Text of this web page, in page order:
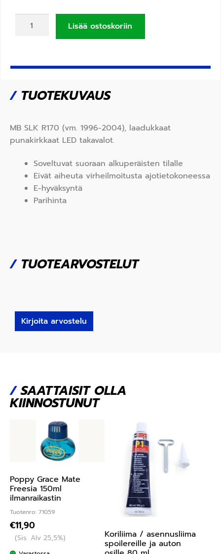
Lisää ostoskoriin
/TUOTEKUVAUS
MB SLK R170 (vm. 1996-2004), laadukkaat
punakirkkaat LED takavalot.
Soveltuvat suoraan alkuperäisten tilalle
Eivät aiheuta virheilmoitusta ajotietokoneessa
E-hyväksyntä
Parihinta
/TUOTEARVOSTELUT
Kirjoita arvostelu
/SAATTAISIT OLLA
KIINNOSTUNUT
Poppy Grace Mate
Freesia 150ml
ilmanraikastin
Tuotenro: 71059
€11,90
(Sis. Alv 25,5%) Koriliima / asennusliima
spoilereille ja auton